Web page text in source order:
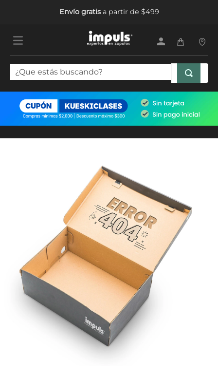
Envío gratisa partir de $499
¿Que estás buscando?
TÉRMINOS MÁS BUSCADOS
.
tenis mujer